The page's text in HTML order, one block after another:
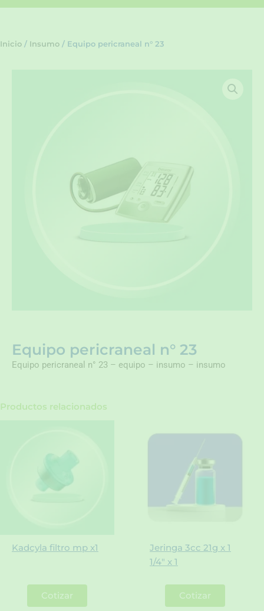
Inicio / Insumo / Equipo pericraneal n° 23
Equipo pericraneal n° 23
Equipo pericraneal n° 23 – equipo – insumo – insumo
Productos relacionados
Kadcyla filtro mp x1
Cotizar
Jeringa 3cc 21g x 1
1/4″ x 1
Cotizar